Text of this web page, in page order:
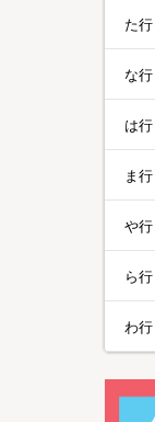
レッチアイテム
（税込）
た行
な行
は行
ま行
や行
ら行
わ行